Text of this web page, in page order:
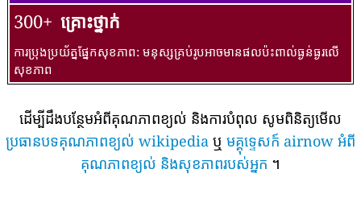
300+ គ្រោះថ្នាក់
ការប្រុងប្រយ័ត្នផ្នែកសុខភាព: មនុស្សគ្រប់រូបអាចមានផលប៉ះពាល់ធ្ងន់ធ្ងរលើ
សុខភាព
ដើម្បីដឹងបន្ថែមអំពីគុណភាពខ្យល់ និងការបំពុល សូមពិនិត្យមើល
ប្រធានបទគុណភាពខ្យល់ wikipedia ឬ មគ្គុទ្ទេសក៍ airnow អំពី
គុណភាពខ្យល់ និងសុខភាពរបស់អ្នក ។